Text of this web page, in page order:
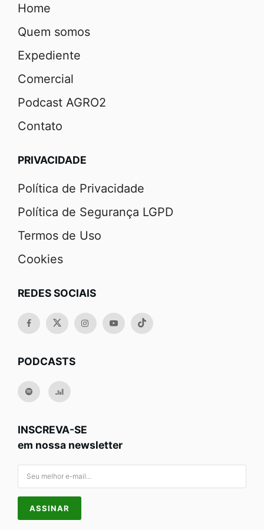
Home
Quem somos
Expediente
Comercial
Podcast AGRO2
Contato
PRIVACIDADE
Política de Privacidade
Política de Segurança LGPD
Termos de Uso
Cookies
REDES SOCIAIS
PODCASTS
INSCREVA-SE
em nossa newsletter